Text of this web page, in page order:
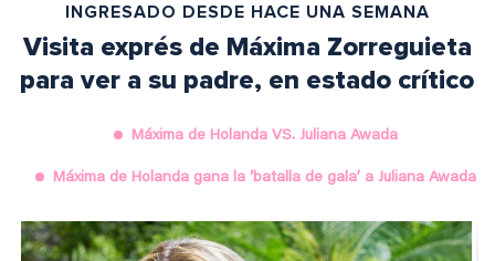
INGRESADO DESDE HACE UNA SEMANA
Visita exprés de Máxima Zorreguieta
para ver a su padre, en estado crítico
Máxima de Holanda VS. Juliana Awada
Máxima de Holanda gana la ‘batalla de gala’ a Juliana Awada